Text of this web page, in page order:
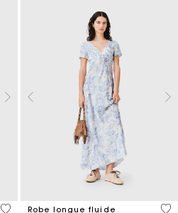
3,7 out of 5 Customer Rating
Robe longue fluide
4,7